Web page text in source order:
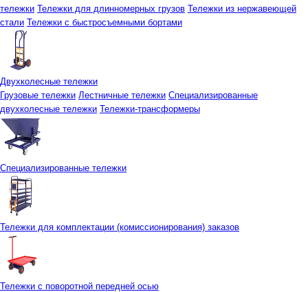
тележки Тележки для длинномерных грузов Тележки из нержавеющей
стали Тележки с быстросъемными бортами
Двухколесные тележки
Грузовые тележки Лестничные тележки Специализированные
двухколесные тележки Тележки-трансформеры
Специализированные тележки
Тележки для комплектации (комиссионирования) заказов
Тележки с поворотной передней осью